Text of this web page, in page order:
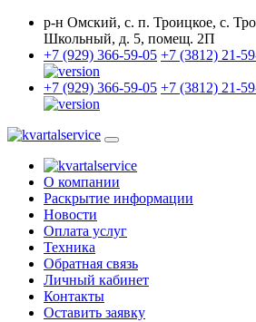
р-н Омский, с. п. Троицкое, с.
Школьный, д. 5, помещ. 2П
+7 (929) 366-59-05 +7 (3812) 21-
+7 (929) 366-59-05 +7 (3812) 21-
О компании
Раскрытие информации
Новости
Оплата услуг
Техника
Обратная связь
Личный кабинет
Контакты
Оставить заявку